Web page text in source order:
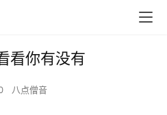
看你有没有
八点僧音